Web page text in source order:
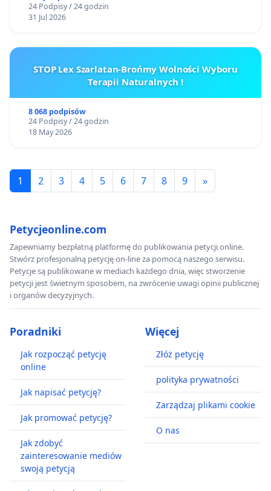
Ostrowiu Południowym oraz ochrony
mieszkańców i Puszczy Knyszyńskiej
24 Podpisy / 24 godzin
31 Jul 2026
STOP Lex Szarlatan-Brońmy Wolności Wyboru
Terapii Naturalnych !
8 068 podpisów
24 Podpisy / 24 godzin
18 May 2026
1 2 3 4 5 6 7 8 9 »
Petycjeonline.com
Zapewniamy bezpłatną platformę do publikowania petycji online.
Stwórz profesjonalną petycję on-line za pomocą naszego serwisu.
Petycje są publikowane w mediach każdego dnia, więc stworzenie
petycji jest świetnym sposobem, na zwrócenie uwagi opinii publicznej
i organów decyzyjnych.
Poradniki
Jak rozpocząć petycję
online
Jak napisać petycję?
Jak promować petycję?
Jak zdobyć
zainteresowanie mediów
swoją petycją
Więcej
Złóż petycję
polityka prywatności
Zarządzaj plikami cookie
O nas